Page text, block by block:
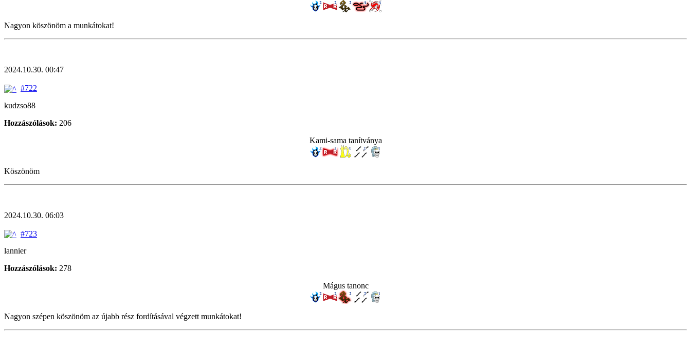
Nagyon köszönöm a munkátokat!
2024.10.30. 00:47
#722
kudzso88
Hozzászólások: 206
Kami-sama tanítványa
Köszönöm
2024.10.30. 06:03
#723
lannier
Hozzászólások: 278
Mágus tanonc
Nagyon szépen köszönöm az újabb rész fordításával végzett munkátokat!